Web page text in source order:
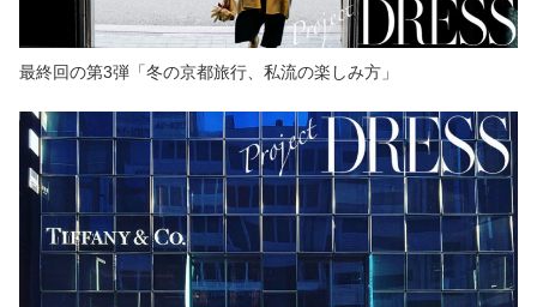
最終回の第3弾「冬の京都旅行、私流の楽しみ方」